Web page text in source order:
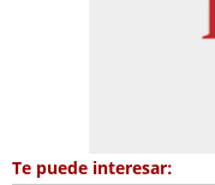
Te puede interesar: